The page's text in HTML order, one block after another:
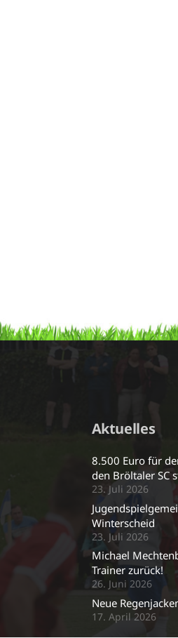
Aktuelles
8.500 Euro für
den Bröltaler SC
23. Juli 2026
Winterscheid
23. Juli 2026
Michael
Trainer zurück!
26. Juni 2026
Neue
17. April 2026